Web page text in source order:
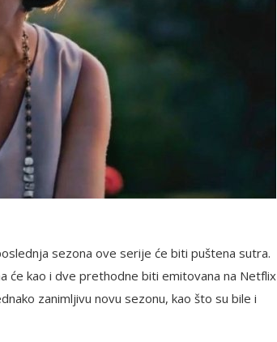
sezona ove serije će biti puštena sutra.
će kao i dve prethodne biti emitovana na Netflix
zanimljivu novu sezonu, kao što su bile i